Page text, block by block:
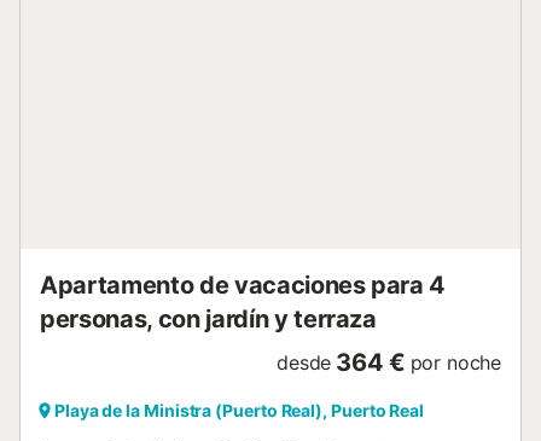
Apartamento de vacaciones para 4
personas, con jardín y terraza
desde 364 € por noche
Playa de la Ministra (Puerto Real), Puerto Real